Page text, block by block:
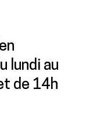
lundi au
de 14h